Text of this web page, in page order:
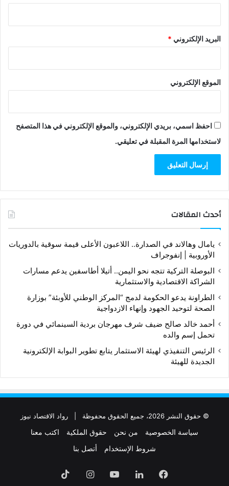
البريد الإلكتروني *
الموقع الإلكتروني
احفظ اسمي، بريدي الإلكتروني، والموقع الإلكتروني في هذا المتصفح
لاستخدامها المرة المقبلة في تعليقي.
أحدث المقالات
يامال وهالاند في الصدارة.. اللاعبون الأعلى قيمة سوقية بالدوريات
الأوروبية | إنفوجراف
البوصلة التركية تتجه نحو اليمن.. أتيلا أطاسفين يدعم مسارات
الشراكة الاقتصادية والاستثمارية
الطراونة يدعو الحكومة لدمج “المركز الوطني للأوبئة” بوزارة
الصحة لتوحيد الجهود وإنهاء الازدواجية
أحمد خالد صالح ضيف شرف مهرجان بردية السينمائي في دورة
تحمل إسم والده
الرئيس التنفيذي لهيئة الاستثمار يتابع تطوير البوابة الإلكترونية
الجديدة للهيئة
© حقوق النشر 2026، جميع الحقوق محفوظة | رواد الاقتصاد نيوز
سياسة الخصوصية من نحن حقوق الملكية
اكتب معنا
شروط الإستخدام
أتصل بنا
فيسبوكلينكدإن‫YouTubeانستقرام